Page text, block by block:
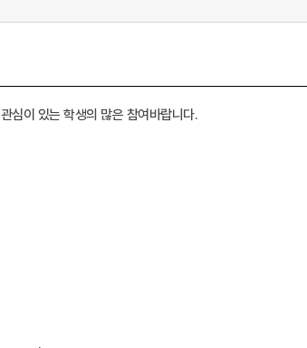
심이 있는 학생의 많은 참여바랍니다.